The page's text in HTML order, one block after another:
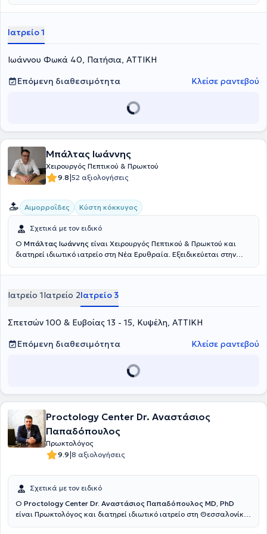
Βουδαπέστη και ειδικεύτηκε στη γενική χειρουργική στο Γενικό
εμπειρία σε παθήσεις όπως οι αιμορροΐδες, η κήλη, στην
αιμορραγία εντέρου, στην επιμήκη γαστρεκτομή, στα κονδυλώματα,
στη μαστοπάθεια και στο συρίγγιο πρωκτού και παρέχει υπηρεσίες
αφαίρεσης ραμμάτων και λαπαροσκοπικής αντιμετώπισης κήλης.
Είναι συνεργάτης ιατρός του Ερρίκος Ντυνάν Hospital Center και
του Ιατρικού Κέντρου Παλαιού Φαλήρου και έχει διατελέσει
Νοσοκομείου Αθηνών "Ευαγγελισμός"και στη Χειρουργική Κλινική
του Ιατρικού Συλλόγου Αθηνών.
Ιατρείο 1
Ιωάννου Φωκά 40, Πατήσια, ΑΤΤΙΚΗ
Επόμενη διαθεσιμότητα
Κλείσε ραντεβού
Μπάλτας Ιωάννης
Χειρουργός Πεπτικού & Πρωκτού
9.8|52 αξιολογήσεις
Αιμορροΐδες Κύστη κόκκυγος
Σχετικά με τον ειδικό
Ο Μπάλτας Ιωάννης είναι Χειρουργός Πεπτικού & Πρωκτού και
διατηρεί ιδιωτικό ιατρείο στη Νέα Ερυθραία. Εξειδικεύεται στην
καθώς και στην Ορθοπρωκτική Χειρουργική. Επιπλέον εξειδίκευση
πρωκτού, κύστη κόκκυγος). Διαθέτει πολυετή εμπειρία στην
αποτελεσματική και ασφαλή χειρουργική αντιμετώπιση της
παχυσαρκίας, της διαφραγματοκήλης, των παθήσεων του πεπτικού
συστήματος και των κηλών του κοιλιακού τοιχώματος. Τέλος,
παράλληλα με το ιδιωτικό του ιατρείο, συνεργάζεται με μεγάλες
ιδιωτικές κλινικές της Αττικής, όπως είναι το Μητέρα, το Ιατρικό
Ιατρείο 1Ιατρείο 2Ιατρείο 3
Σπετσών 100 & Ευβοίας 13 - 15, Κυψέλη, ΑΤΤΙΚΗ
Επόμενη διαθεσιμότητα
Κλείσε ραντεβού
Proctology Center Dr. Αναστάσιος
Παπαδόπουλος
Πρωκτολόγος
9.9|8 αξιολογήσεις
Σχετικά με τον ειδικό
Ο Proctology Center Dr. Αναστάσιος Παπαδόπουλος MD, PhD
είναι Πρωκτολόγος και διατηρεί ιδιωτικό ιατρείο στη Θεσσαλονίκη.